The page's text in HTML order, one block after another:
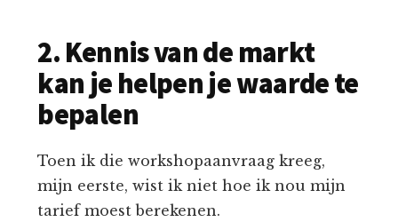
2. Kennis van de markt
kan je helpen je waarde te
bepalen
Toen ik die workshopaanvraag kreeg,
mijn eerste, wist ik niet hoe ik nou mijn
tarief moest berekenen.